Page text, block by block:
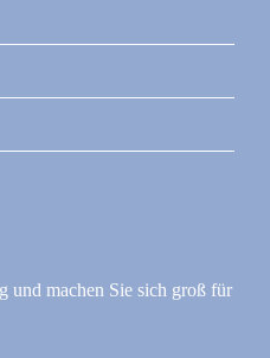
und machen Sie sich groß für